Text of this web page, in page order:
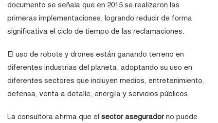
documento se señala que en 2015 se realizaron las
primeras implementaciones, logrando reducir de forma
significativa el ciclo de tiempo de las reclamaciones.
El uso de robots y drones están ganando terreno en
diferentes industrias del planeta, adoptando su uso en
diferentes sectores que incluyen medios, entretenimiento,
defensa, venta a detalle, energía y servicios públicos.
La consultora afirma que el sector aseguradorno puede